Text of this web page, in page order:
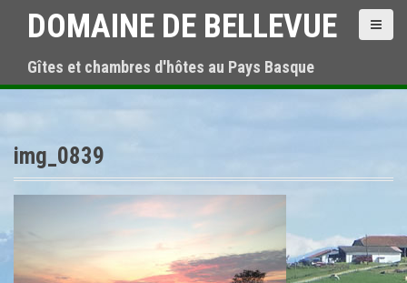
r
n
DOMAINE DE BELLEVUE
Gîtes et chambres d'hôtes au Pays Basque
img_0839